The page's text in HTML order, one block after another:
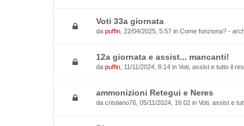
Voti 33a giornata
da puffin , 22/04/2025, 5:57 in Come funziona? -
12a giornata e assist... mancanti!
da puffin , 11/11/2024, 8:14 in Voti, assist e tutto il
ammonizioni Retegui e Neres
da cristiano76 , 05/11/2024, 16:02 in Voti, assist e